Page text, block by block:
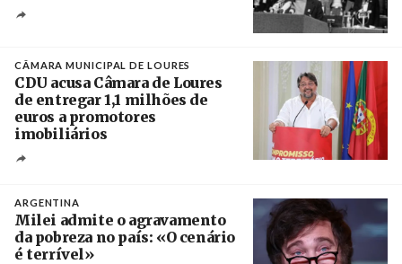
CÂMARA MUNICIPAL DE LOURES
CDU acusa Câmara de Loures
de entregar 1,1 milhões de
euros a promotores
imobiliários
ARGENTINA
Milei admite o agravamento
da pobreza no país: «O cenário
é terrível»